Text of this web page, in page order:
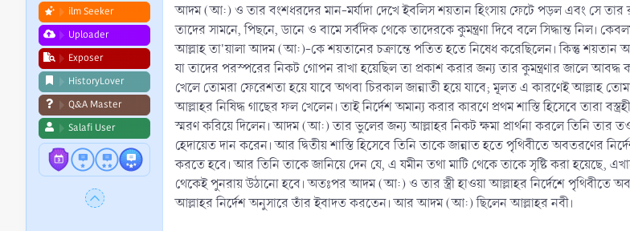
ilm Seeker
Uploader
Exposer
HistoryLover
Q&A Master
Salafi User
আদম (আ:) ও তার বংশধরদের মান-মর্যাদা দেখে ইবলিস শয়তান হিংসায় ফেটে পড়ল এবং সে
তাদের সামনে, পিছনে, ডানে ও বামে সর্বদিক থেকে তাদেরকে কুমন্ত্রণা দিবে বলে সিদ্ধান্ত নিল।
আল্লাহ তা'য়ালা আদম (আ:)-কে শয়তানের চক্রান্তে পতিত হতে নিষেধ করেছিলেন। কিন্তু শয়তান
যা তাদের পরস্পরের নিকট গোপন রাখা হয়েছিল তা প্রকাশ করার জন্য তার কুমন্ত্রণার জালে
খেলে তোমরা ফেরেশতা হয়ে যাবে অথবা চিরকাল জান্নাতী হয়ে যাবে; মূলত এ কারণেই আল্লাহ
আল্লাহর নিষিদ্ধ গাছের ফল খেলেন। তাই নির্দেশ অমান্য করার কারণে প্রথম শাস্তি হিসেবে তারা
স্মরণ করিয়ে দিলেন। আদম (আ:) তার ভুলের জন্য আল্লাহর নিকট ক্ষমা প্রার্থনা করলে তিনি
হেদায়েত দান করেন। আর দ্বিতীয় শাস্তি হিসেবে তিনি তাকে জান্নাত হতে পৃথিবীতে অবতরণের
করতে হবে। আর তিনি তাকে জানিয়ে দেন যে, এ যমীন তথা মাটি থেকে তাকে সৃষ্টি করা হয়েছে,
থেকেই পুনরায় উঠানো হবে। অতঃপর আদম (আ:) ও তার স্ত্রী হাওয়া আল্লাহর নির্দেশে
আল্লাহর নির্দেশ অনুসারে তাঁর ইবাদত করতেন। আর আদম (আ:) ছিলেন আল্লাহর নবী।